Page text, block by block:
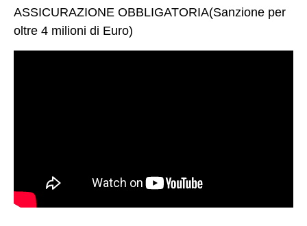
ASSICURAZIONE OBBLIGATORIA(Sanzione per
oltre 4 milioni di Euro)